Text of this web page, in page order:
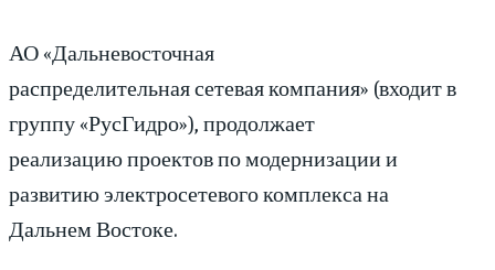
АО «Дальневосточная
распределительная сетевая компания» (входит в
группу «РусГидро»), продолжает
реализацию проектов по модернизации и
развитию электросетевого комплекса на
Дальнем Востоке.